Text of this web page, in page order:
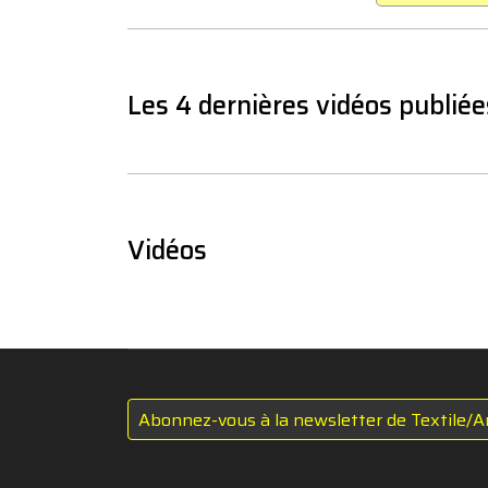
Les 4 dernières vidéos
Vidéos
Abonnez-vous à la newsletter de Textile/